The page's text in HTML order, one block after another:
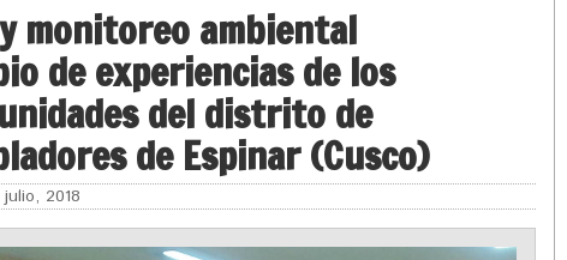
monitoreo ambiental
de experiencias de los
del distrito de
de Espinar (Cusco)
2018